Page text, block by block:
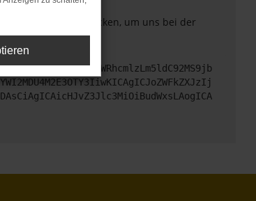
diesen Text schicken, um uns bei der